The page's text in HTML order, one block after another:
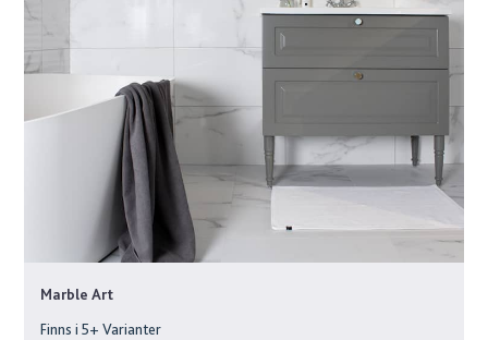
Marble Art
Finns i5+ Varianter